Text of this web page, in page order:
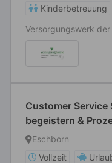
Kinderbetreuung
Versorgungswerk
Customer
begeistern &
Eschborn
Vollzeit